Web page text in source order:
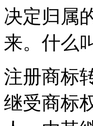
决定归属
来。什么
注册商标
继受商标